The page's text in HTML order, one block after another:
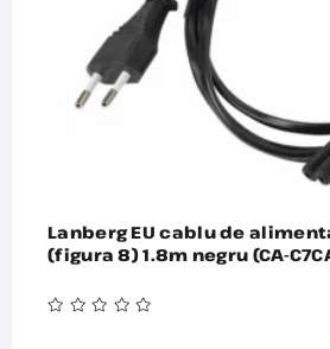
Lanberg EU cablu de
(figura 8) 1.8m negru (CA-